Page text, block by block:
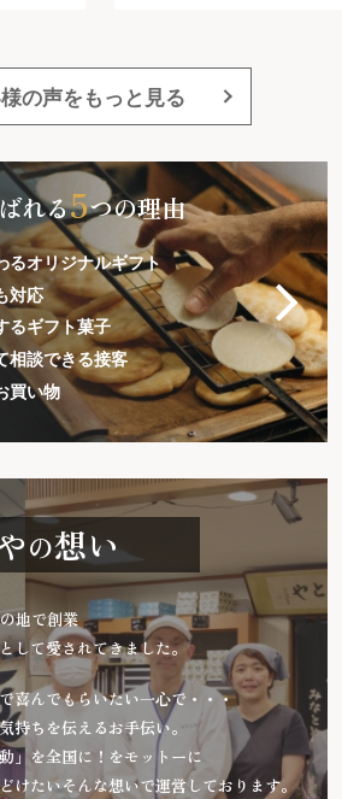
大勢の人にあげたので、
かなりかかったので、も
の声をもっと見る
れる5つの理由
るオリジナルギフト
対応
るギフト菓子
相談できる接客
買い物
の想い
地で創業
して愛されてきました。
喜んでもらいたい一心で・・・
持ちを伝えるお手伝い。
」を全国に！をモットーに
けたいそんな想いで運営しております。